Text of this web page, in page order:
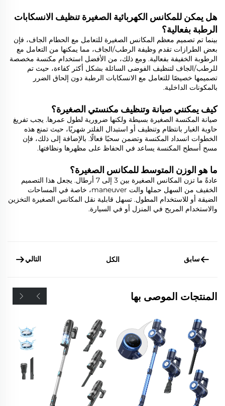
هل يمكن للمكانس الكهربائية الصغيرة تنظيف الانسكابات
الرطبة بفعالية؟
بينما تم تصميم معظم المكانس الصغيرة للتعامل مع الحطام الجاف، فإن
بعض الطرازات تقدم وظيفة الرطب/الجاف، مما يمكنها من التعامل مع
الرطوبة الخفيفة بفعالية. ومع ذلك، من الأفضل استخدام مكنسة مخصصة
للرطب/الجاف لتنظيف الفوضى السائلة بشكل أكثر كفاءة، حيث تم
تصميمها خصيصًا للتعامل مع الانسكابات الرطبة دون إلحاق الضرر
بالمكونات الداخلية.
كيف يمكنني صيانة وتنظيف مكنستي الصغيرة؟
صيانة المكنسة الصغيرة بسيطة ولكنها ضرورية لطول عمرها. يجب تفريغ
حاوية الغبار بانتظام وتنظيف أو استبدال الفلتر شهريًا، حيث تمنع هذه
الخطوات انسداد المكنسة وتضمن سحبًا فعالًا. بالإضافة إلى ذلك، فإن
مسح أسطح المكنسة يساعد في الحفاظ على مظهرها ونظافتها.
ما هو الوزن المتوسط للمكانس الصغيرة؟
عادةً ما تزن المكانس الصغيرة بين 3 إلى 7 أرطال. يجعل هذا التصميم
الخفيف من السهل حملها والت maneuver، خاصة في المساحات
الضيقة أو للاستخدام المطول. تسهل قابلية نقل المكانس الصغيرة التخزين
والاستخدام المريح في المنزل أو في السيارة.
سابق الكل التالي
المنتجات الموصى بها